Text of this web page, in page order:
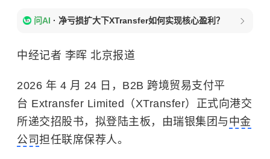
问AI · 净亏损扩大下XTransfer如何实现核心盈利？
中经记者 李晖 北京报道
2026 年 4 月 24 日，B2B 跨境贸易支付平
台 Extransfer Limited（XTransfer）正式向港交
所递交招股书，拟登陆主板，由瑞银集团与 中金
公司 担任联席保荐人。